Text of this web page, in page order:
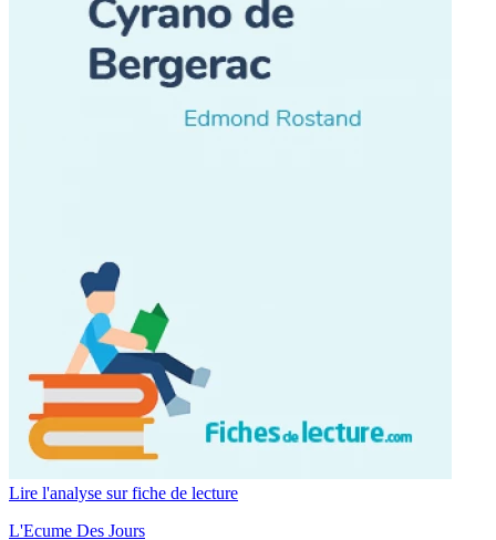
Lire l'analyse sur fiche de lecture
L'Ecume Des Jours